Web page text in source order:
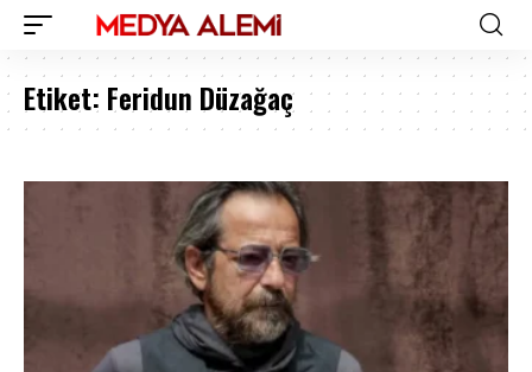
Etiket: Feridun Düzağaç